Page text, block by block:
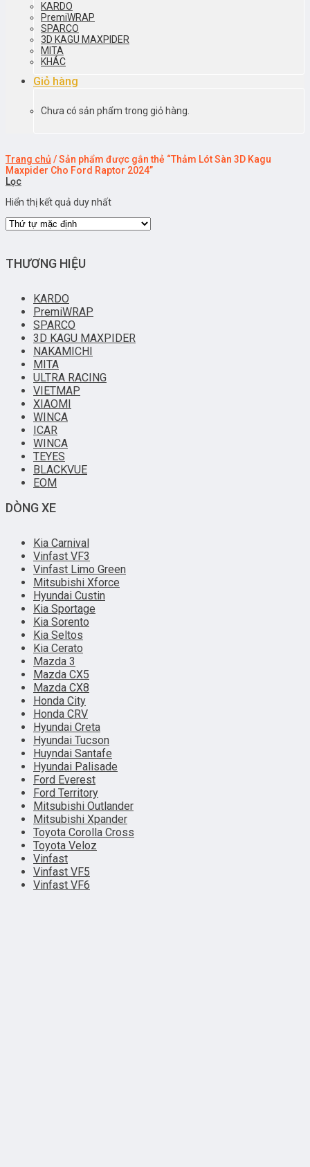
KARDO
PremiWRAP
SPARCO
3D KAGU MAXPIDER
MITA
KHÁC
Giỏ hàng
Chưa có sản phẩm trong giỏ hàng.
Trang chủ /Sản phẩm được gắn thẻ “Thảm Lót Sàn 3D Kagu
Maxpider Cho Ford Raptor 2024”
Lọc
Hiển thị kết quả duy nhất
THƯƠNG HIỆU
KARDO
PremiWRAP
SPARCO
3D KAGU MAXPIDER
NAKAMICHI
MITA
ULTRA RACING
VIETMAP
XIAOMI
WINCA
ICAR
WINCA
TEYES
BLACKVUE
EOM
DÒNG XE
Kia Carnival
Vinfast VF3
Vinfast Limo Green
Mitsubishi Xforce
Hyundai Custin
Kia Sportage
Kia Sorento
Kia Seltos
Kia Cerato
Mazda 3
Mazda CX5
Mazda CX8
Honda City
Honda CRV
Hyundai Creta
Hyundai Tucson
Huyndai Santafe
Hyundai Palisade
Ford Everest
Ford Territory
Mitsubishi Outlander
Mitsubishi Xpander
Toyota Corolla Cross
Toyota Veloz
Vinfast
Vinfast VF5
Vinfast VF6